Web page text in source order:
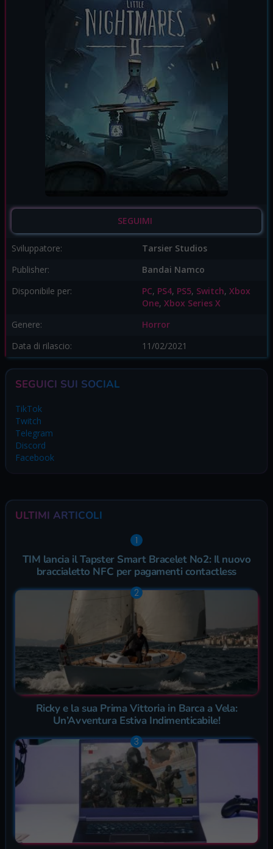
SEGUIMI
Sviluppatore:
Tarsier Studios
Publisher:
Bandai Namco
Disponibile per:
PC, PS4, PS5, Switch, Xbox
One, Xbox Series X
Genere:
Horror
Data di rilascio:
11/02/2021
SEGUICI SUI SOCIAL
TikTok
Twitch
Telegram
Discord
Facebook
ULTIMI ARTICOLI
TIM lancia il Tapster Smart Bracelet No2: Il nuovo
braccialetto NFC per pagamenti contactless
Ricky e la sua Prima Vittoria in Barca a Vela:
Un’Avventura Estiva Indimenticabile!